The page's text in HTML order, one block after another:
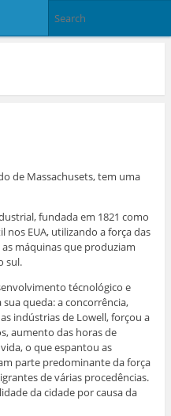
de Massachusets, tem uma
fundada em 1821 como
EUA, utilizando a força das
máquinas que produziam
sul.
técnológico e
sua queda: a concorrência,
indústrias de Lowell, forçou a
aumento das horas de
o que espantou as
parte predominante da força
de várias procedências.
da cidade por causa da